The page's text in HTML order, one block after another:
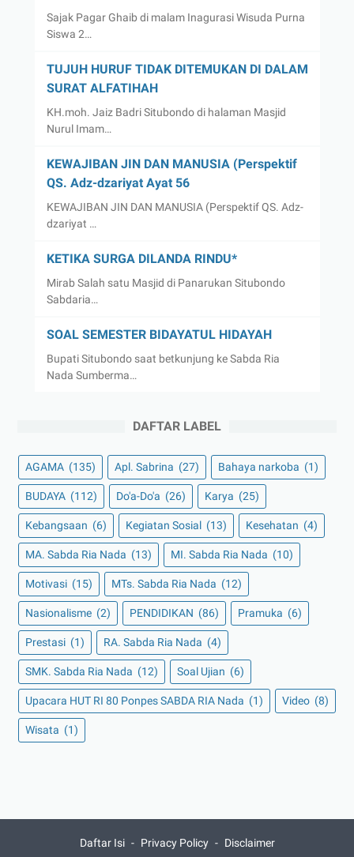
Sajak Pagar Ghaib di malam Inagurasi Wisuda Purna
Siswa 2…
TUJUH HURUF TIDAK DITEMUKAN DI DALAM
SURAT ALFATIHAH
KH.moh. Jaiz Badri Situbondo di halaman Masjid
Nurul Imam…
KEWAJIBAN JIN DAN MANUSIA (Perspektif
QS. Adz-dzariyat Ayat 56
KEWAJIBAN JIN DAN MANUSIA (Perspektif QS. Adz-
dzariyat …
KETIKA SURGA DILANDA RINDU*
Mirab Salah satu Masjid di Panarukan Situbondo
Sabdaria…
SOAL SEMESTER BIDAYATUL HIDAYAH
Bupati Situbondo saat betkunjung ke Sabda Ria
Nada Sumberma…
DAFTAR LABEL
AGAMA (135) Apl. Sabrina (27) Bahaya narkoba (1)
BUDAYA (112) Do'a-Do'a (26) Karya (25)
Kebangsaan (6) Kegiatan Sosial (13) Kesehatan (4)
MA. Sabda Ria Nada (13) MI. Sabda Ria Nada (10)
Motivasi (15) MTs. Sabda Ria Nada (12)
Nasionalisme (2) PENDIDIKAN (86) Pramuka (6)
Prestasi (1) RA. Sabda Ria Nada (4)
SMK. Sabda Ria Nada (12) Soal Ujian (6)
Upacara HUT RI 80 Ponpes SABDA RIA Nada (1) Video (8)
Wisata (1)
Daftar Isi Privacy Policy Disclaimer